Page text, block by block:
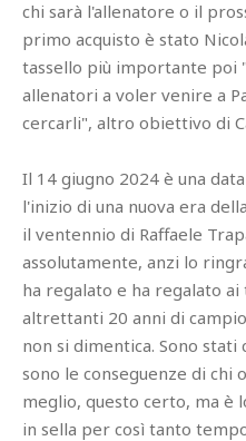
chi sarà l'allenatore o il
primo acquisto è stato
tassello più importante poi
allenatori a voler venire a
cercarli", altro obiettivo di
Il 14 giugno 2024 è una
l'inizio di una nuova era
il ventennio di Raffaele
assolutamente, anzi lo
ha regalato e ha regalato
altrettanti 20 anni di
non si dimentica. Sono
sono le conseguenze di
meglio, questo certo, ma è
in sella per così tanto